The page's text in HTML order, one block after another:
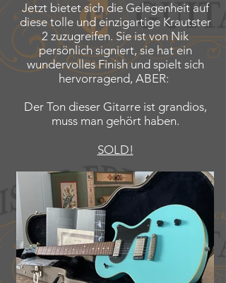
Jetzt bietet sich die Gelegenheit auf
diese tolle und einzigartige Krautster
2 zuzugreifen. Sie ist von Nik
persönlich signiert, sie hat ein
wundervolles Finish und spielt sich
hervorragend, ABER:
Der Ton dieser Gitarre ist grandios,
muss man gehört haben.
SOLD!